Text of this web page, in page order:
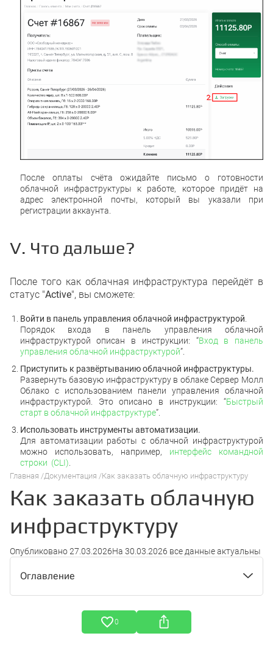
Оглавление
Аккаунт
Регистрация аккаунта
Облачная инфраструктура
Главная Документация Как заказать облачную инфраструктуру
Как заказать облачную
инфраструктуру
Опубликовано27.03.2026На 30.03.2026 все данные актуальны
После оплаты счёта ожидайте письмо о готовности
облачной инфраструктуры к работе, которое придёт на
адрес электронной почты, который вы указали при
регистрации аккаунта.
V. Что дальше?
После того как облачная инфраструктура перейдёт в
статус "Active", вы сможете:
Войти в панель управления облачной инфраструктурой
Порядок входа в панель управления облачной
инфраструктурой описан в инструкции: “Вход в панель
управления облачной инфраструктурой”.
Приступить к развёртыванию облачной инфраструктуры.
Развернуть базовую инфраструктуру в облаке Сервер Молл
Облако с использованием панели управления облачной
инфраструктурой. Это описано в инструкции: “Быстрый
старт в облачной инфраструктуре”.
Использовать инструменты автоматизации.
Для автоматизации работы с облачной инфраструктурой
можно использовать, например, интерфейс командной
строки (CLI)
0